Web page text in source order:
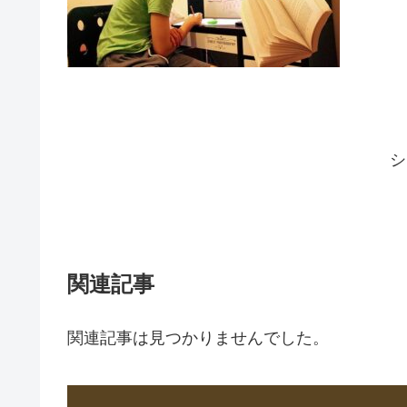
関連記事
関連記事は見つかりませんでした。